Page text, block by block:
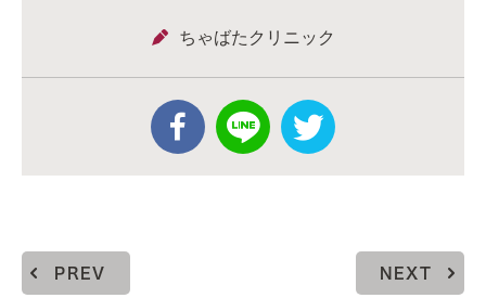
ちゃばたクリニック
PREV NEXT